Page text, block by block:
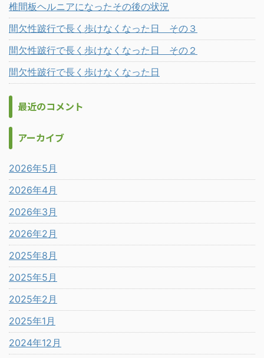
椎間板ヘルニアになったその後の状況
間欠性跛行で長く歩けなくなった日 その３
間欠性跛行で長く歩けなくなった日 その２
間欠性跛行で長く歩けなくなった日
最近のコメント
アーカイブ
2026年5月
2026年4月
2026年3月
2026年2月
2025年8月
2025年5月
2025年2月
2025年1月
2024年12月